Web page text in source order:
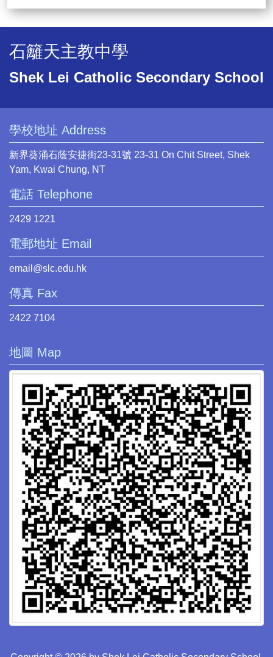
石籬天主教中學
Shek Lei Catholic Secondary School
學校地址 Address
新界葵涌石蔭安捷街23-31號 23-31 On Chit Street, Shek
Yam, Kwai Chung, NT
電話 Telephone
2429 1221
電郵地址 Email
email@slc.edu.hk
傳真 Fax
2422 7104
地圖 Map